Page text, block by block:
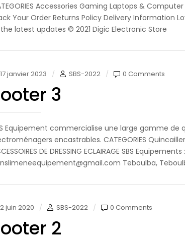
Accessories Gaming Laptops &
Your Order Returns Policy Delivery Information
latest updates © 2021 Digic Electronic Store
17 janvier 2023 SBS-2022 0 Comments
3
Equipement commercialise une large gamme de
encastrables. CATEGORIES
DE DRESSING ECLAIRAGE SBS
Teboulba,
2 juin 2020 SBS-2022 0 Comments
2